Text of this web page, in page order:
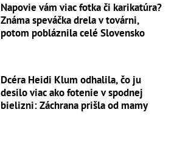
Napovie vám viac fotka či karikatúra?
Známa speváčka drela v továrni,
potom pobláznila celé Slovensko
Dcéra Heidi Klum odhalila, čo ju
desilo viac ako fotenie v spodnej
bielizni: Záchrana prišla od mamy